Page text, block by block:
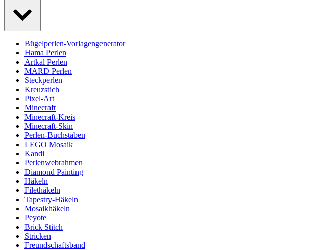
Bügelperlen-Vorlagengenerator
Hama Perlen
Artkal Perlen
MARD Perlen
Steckperlen
Kreuzstich
Pixel-Art
Minecraft
Minecraft-Kreis
Minecraft-Skin
Perlen-Buchstaben
LEGO Mosaik
Kandi
Perlenwebrahmen
Diamond Painting
Häkeln
Filethäkeln
Tapestry-Häkeln
Mosaikhäkeln
Peyote
Brick Stitch
Stricken
Freundschaftsband